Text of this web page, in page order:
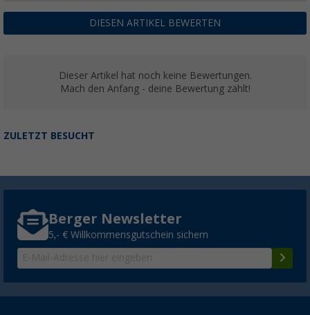
DIESEN ARTIKEL BEWERTEN
Dieser Artikel hat noch keine Bewertungen.
Mach den Anfang - deine Bewertung zählt!
ZULETZT BESUCHT
Berger Newsletter
5,- € Willkommensgutschein sichern